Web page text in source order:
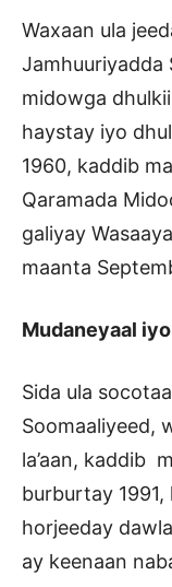
Waxaan ula
Jamhuuriyadda
midowga
haystay iyo
1960, kaddib
Qaramada
galiyay
maanta
Mudaneyaal
Sida ula
Soomaaliyeed,
la’aan, kaddib
burburtay
horjeeday
ay keenaan